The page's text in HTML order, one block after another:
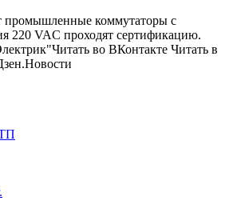
промышленные коммутаторы с
220 VAC проходят сертификацию.
во ВКонтакте Читать в